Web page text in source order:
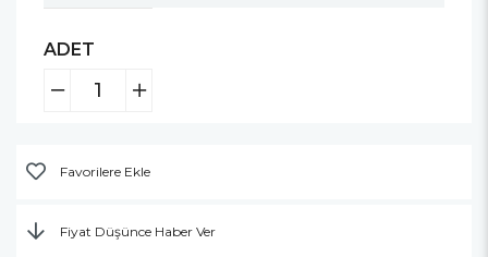
ADET
Favorilere Ekle
Fiyat Düşünce Haber Ver